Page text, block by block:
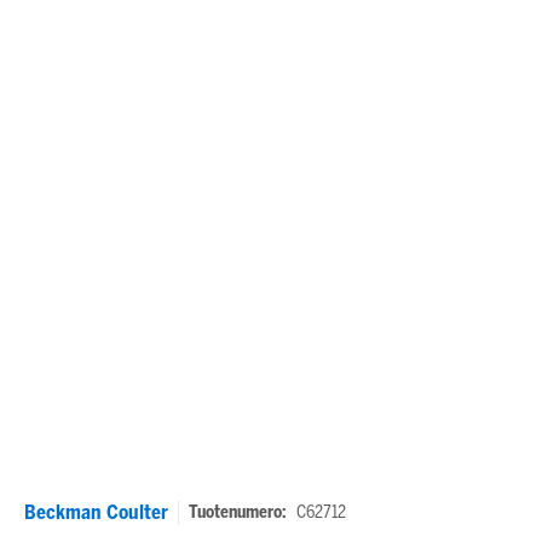
Beckman Coulter Tuotenumero: C62712